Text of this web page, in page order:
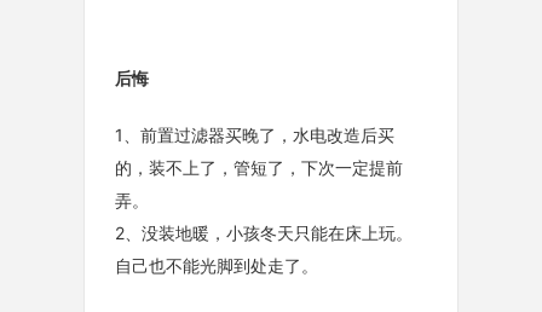
后悔
1、前置过滤器买晚了，水电改造后买
的，装不上了，管短了，下次一定提前
弄。
2、没装地暖，小孩冬天只能在床上玩。
自己也不能光脚到处走了。